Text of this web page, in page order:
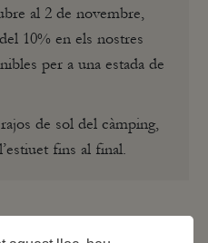
al 2 de novembre,
10% en els nostres
per a una estada de
de sol del càmping,
fins al final.